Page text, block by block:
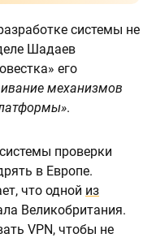
системы не
Шадаев
его
механизмов
.
проверки
в Европе.
что одной из
Великобритания.
VPN, чтобы не